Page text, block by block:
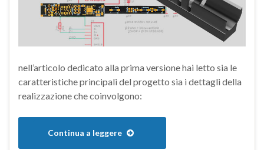
nell’articolo dedicato alla prima versione hai letto sia le
caratteristiche principali del progetto sia i dettagli della
realizzazione che coinvolgono:
Continua a leggere